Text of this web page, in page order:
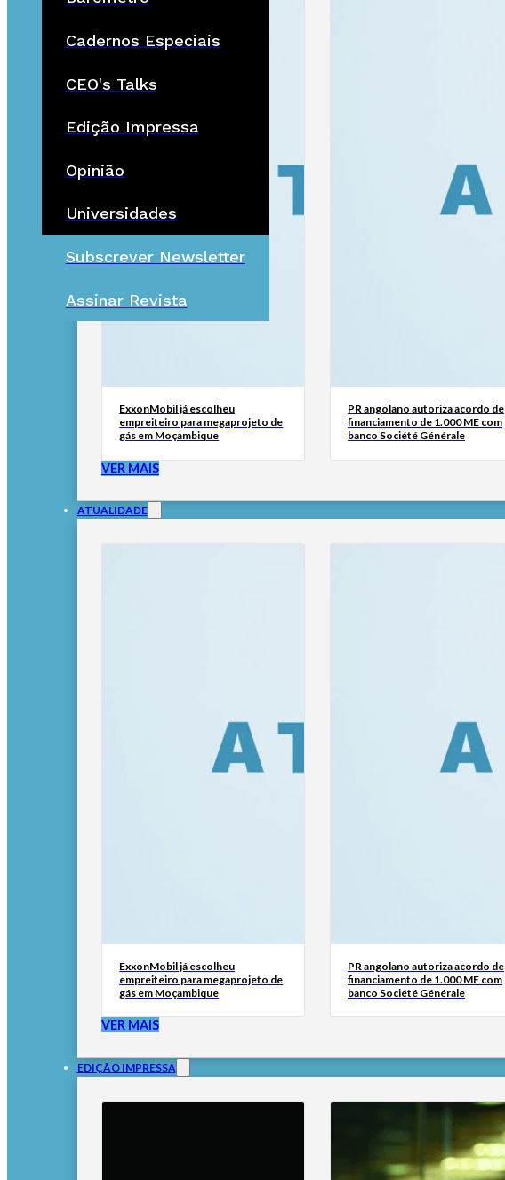
Cadernos Especiais
CEO's Talks
Edição Impressa
Opinião
Universidades
Subscrever Newsletter
Assinar Revista
ExxonMobil já escolheu
empreiteiro para megaprojeto de
gás em Moçambique
PR angolano autoriza acordo de
financiamento de 1.000 ME com
banco Société Générale
VER MAIS
ATUALIDADE
ExxonMobil já escolheu
empreiteiro para megaprojeto de
gás em Moçambique
PR angolano autoriza acordo de
financiamento de 1.000 ME com
banco Société Générale
VER MAIS
EDIÇÃO IMPRESSA